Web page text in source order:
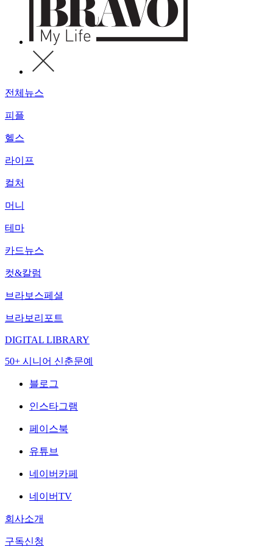
전체뉴스
피플
헬스
라이프
컬처
머니
테마
카드뉴스
컷&칼럼
브라보스페셜
브라보리포트
DIGITAL LIBRARY
50+ 시니어 신춘문예
블로그
인스타그램
페이스북
유튜브
네이버카페
네이버TV
회사소개
구독신청